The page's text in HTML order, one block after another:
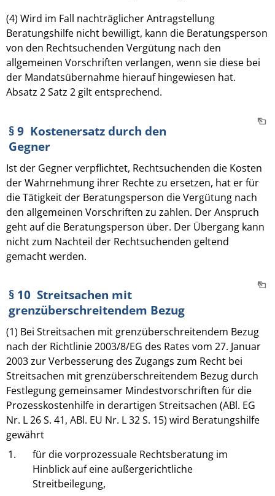
(4) Wird im Fall nachträglicher Antragstellung
Beratungshilfe nicht bewilligt, kann die Beratungsperson
von den Rechtsuchenden Vergütung nach den
allgemeinen Vorschriften verlangen, wenn sie diese bei
der Mandatsübernahme hierauf hingewiesen hat.
Absatz 2 Satz 2 gilt entsprechend.
§ 9 Kostenersatz durch den
Gegner
Ist der Gegner verpflichtet, Rechtsuchenden die Kosten
der Wahrnehmung ihrer Rechte zu ersetzen, hat er für
die Tätigkeit der Beratungsperson die Vergütung nach
den allgemeinen Vorschriften zu zahlen. Der Anspruch
geht auf die Beratungsperson über. Der Übergang kann
nicht zum Nachteil der Rechtsuchenden geltend
gemacht werden.
§ 10 Streitsachen mit
grenzüberschreitendem Bezug
(1) Bei Streitsachen mit grenzüberschreitendem Bezug
nach der Richtlinie 2003/8/EG des Rates vom 27. Januar
2003 zur Verbesserung des Zugangs zum Recht bei
Streitsachen mit grenzüberschreitendem Bezug durch
Festlegung gemeinsamer Mindestvorschriften für die
Prozesskostenhilfe in derartigen Streitsachen (ABl. EG
Nr. L 26 S. 41, ABl. EU Nr. L 32 S. 15) wird Beratungshilfe
gewährt
1.
für die vorprozessuale Rechtsberatung im
Hinblick auf eine außergerichtliche
Streitbeilegung,